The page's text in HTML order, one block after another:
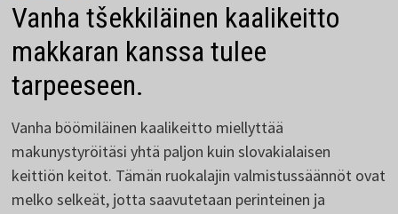
Vanha tšekkiläinen kaalikeitto
makkaran kanssa tulee
tarpeeseen.
Vanha böömiläinen kaalikeitto miellyttää
makunystyröitäsi yhtä paljon kuin slovakialaisen
keittiön keitot. Tämän ruokalajin valmistussäännöt ovat
melko selkeät, jotta saavutetaan perinteinen ja